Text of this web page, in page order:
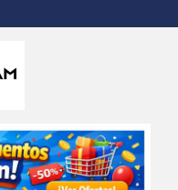
Latam